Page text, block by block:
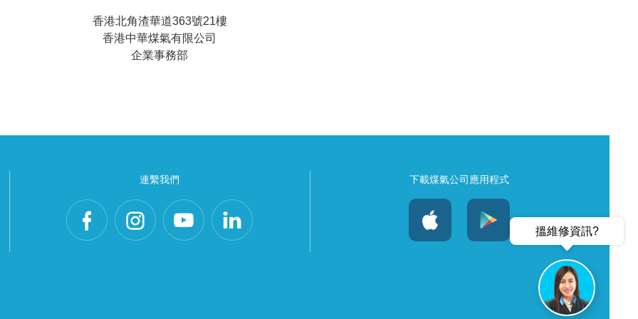
搵維修資訊?
香港北角渣華道363號21樓
香港中華煤氣有限公司
企業事務部
連繫我們 下載煤氣公司應用程式